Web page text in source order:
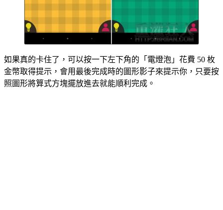
如果真的卡住了，可以按一下左下角的「電燈泡」花費 50 枚
金幣取得提示，會用最後完成時的圖形影子來提示你，只要按
照圖形將算式方塊擺放進去就能順利完成。